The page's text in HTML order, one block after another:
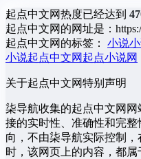
起点中文网热度已经达到
起点中文网的网址是：
起点中文网的标签： 小说
小说起点中文网 起点小说网
关于起点中文网特别声明
柒导航收集的起点中文网
接的实时性、准确性和完
向，不由柒导航实际控制，
时，该网页上的内容，都